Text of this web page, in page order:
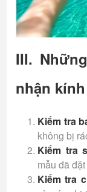
III.
nhận
Kiểm tra
không bị
Kiểm tra
mẫu đã
Kiểm tra